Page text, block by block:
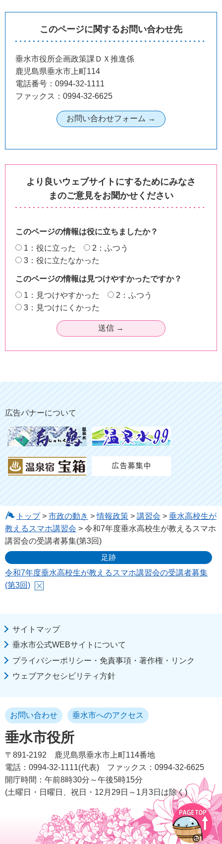
このページに関するお問い合わせ先
垂水市役所企画政策課ＤＸ推進係
鹿児島県垂水市上町114
電話番号：0994-32-1111
ファックス：0994-32-6625
より良いウェブサイトにするためにみなさ
まのご意見をお聞かせください
このページの情報は役に立ちましたか？
1：役に立った
2：ふつう
3：役に立たなかった
このページの情報は見つけやすかったですか？
1：見つけやすかった
2：ふつう
3：見つけにくかった
広告バナーについて
トップ> 市政の動き >情報政策> 講習会 > 垂水高校生が
教えるスマホ講習会 > 令和7年度垂水高校生が教えるスマホ
講習会の受講者募集(第3回)
足跡
令和7年度垂水高校生が教えるスマホ講習会の受講者募集
(第3回)
サイトマップ
垂水市公式WEBサイトについて
プライバシーポリシー・免責事項・著作権・リンク
ウェブアクセシビリティ方針
垂水市役所
お問い合わせ 垂水市へのアクセス
〒891-2192
鹿児島県垂水市上町114番地
電話：0994-32-1111(代表)
ファックス：0994-32-6625
開庁時間：午前8時30分～午後5時15分
(土曜日・日曜日、祝日・12月29日～1月3日は除く)